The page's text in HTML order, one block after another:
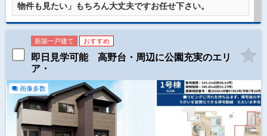
物件も見たい」もちろん大丈夫ですお任せ下さい。
新築一戸建て おすすめ
即日見学可能 高野台・周辺に公園充実のエリ
ア・
画像多数